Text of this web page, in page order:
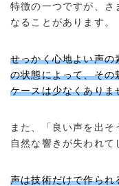
特徴の一つですが、さ
なることがあります。
せっかく心地よい声の
の状態によって、その
ケースは少なくありま
また、「良い声を出
自然な響きが失われて
声は技術だけで作られ